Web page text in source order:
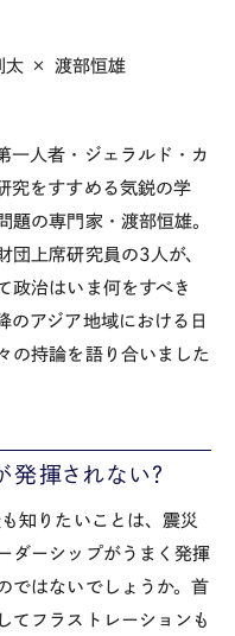
太 × 渡部恒雄
一人者・ジェラルド・カ
究をすすめる気鋭の学
題の専門家・渡部恒雄。
団上席研究員の3人が、
政治はいま何をすべき
のアジア地域における日
の持論を語り合いました
発揮されない？
知りたいことは、震災
ダーシップがうまく発揮
ではないでしょうか。首
てフラストレーションも